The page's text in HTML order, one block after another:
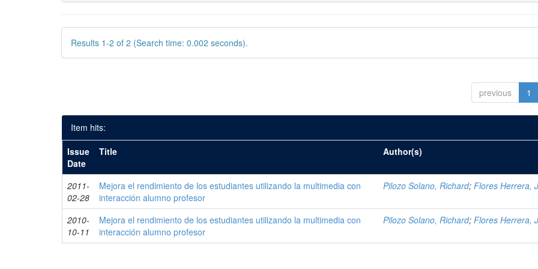
Results 1-2 of 2 (Search time: 0.002 seconds).
previous 1
Item hits:
Issue
Date
Title Author(s)
2011-
02-28
Mejora el rendimiento de los estudiantes utilizando la multimedia con
interacción alumno profesor
Pilozo Solano, Richard;Flores Herrera,
2010-
10-11
Mejora el rendimiento de los estudiantes utilizando la multimedia con
interacción alumno profesor
Pilozo Solano, Richard;Flores Herrera,